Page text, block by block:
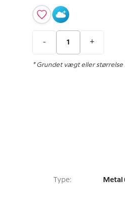
- +
* Grundet vægt eller størrelse
Type: Metal